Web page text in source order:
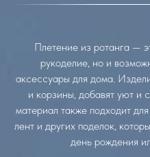
Плетение из ротанга —
рукоделие, но и
аксессуары для дома.
и корзины, добавят уют и
материал также подходит
лент и других поделок,
день рождения